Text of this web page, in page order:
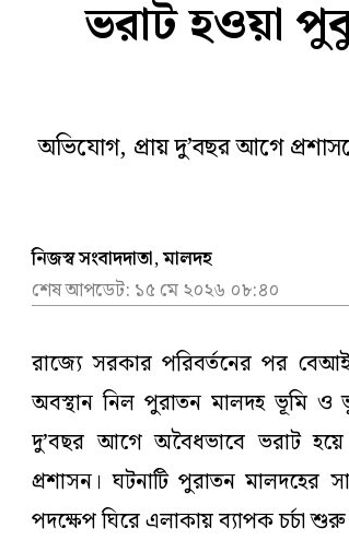
আবহাওয়া
তদন্তমূলক
ভরাট হওয়া
অভিযোগ, প্রায় দু’বছর আগে
নিজস্ব সংবাদদাতা, মালদহ
শেষ আপডেট: ১৫ মে ২০২৬ ০৮:৪০
রাজ্যে সরকার পরিবর্তনের পর
অবস্থান নিল পুরাতন মালদহ ভূমি ও
দু’বছর আগে অবৈধভাবে ভরাট
প্রশাসন। ঘটনাটি পুরাতন মালদহের
পদক্ষেপ ঘিরে এলাকায় ব্যাপক চর্চা